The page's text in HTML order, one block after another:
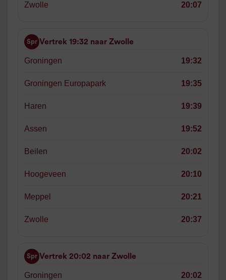
Zwolle 20:07
Spr Vertrek 19:32 naar Zwolle
Groningen 19:32
Groningen Europapark 19:35
Haren 19:39
Assen 19:52
Beilen 20:02
Hoogeveen 20:10
Meppel 20:21
Zwolle 20:37
Spr Vertrek 20:02 naar Zwolle
Groningen 20:02